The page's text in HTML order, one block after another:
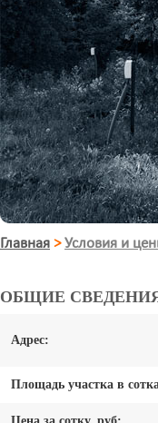
Главная >Условия и
ОБЩИЕ
Адрес:
Площадь участка в